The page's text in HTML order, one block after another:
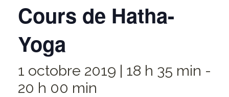
Cours de Hatha-
Yoga
1 octobre 2019 | 18 h 35 min -
20 h 00 min